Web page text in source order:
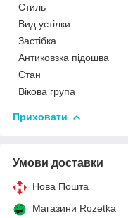
Стиль
Вид устілки
Застібка
Антиковзка підошва
Стан
Вікова група
Приховати
Умови доставки
Нова Пошта
Магазини Rozetka